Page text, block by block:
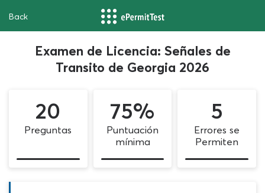
Back
Examen de Licencia: Señales de
Transito de Georgia 2026
20
Preguntas
75%
Puntuación
mínima
5
Errores se
Permiten